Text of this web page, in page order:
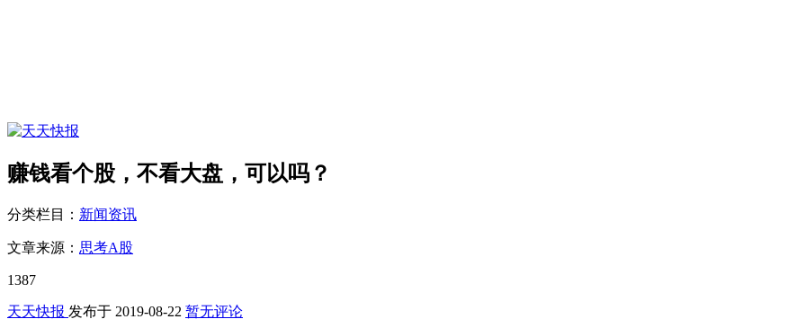
赚钱看个股，不看大盘，可以吗？
分类栏目： 新闻资讯
文章来源： 思考A股
1387
天天快报 发布于 2019-08-22 暂无评论